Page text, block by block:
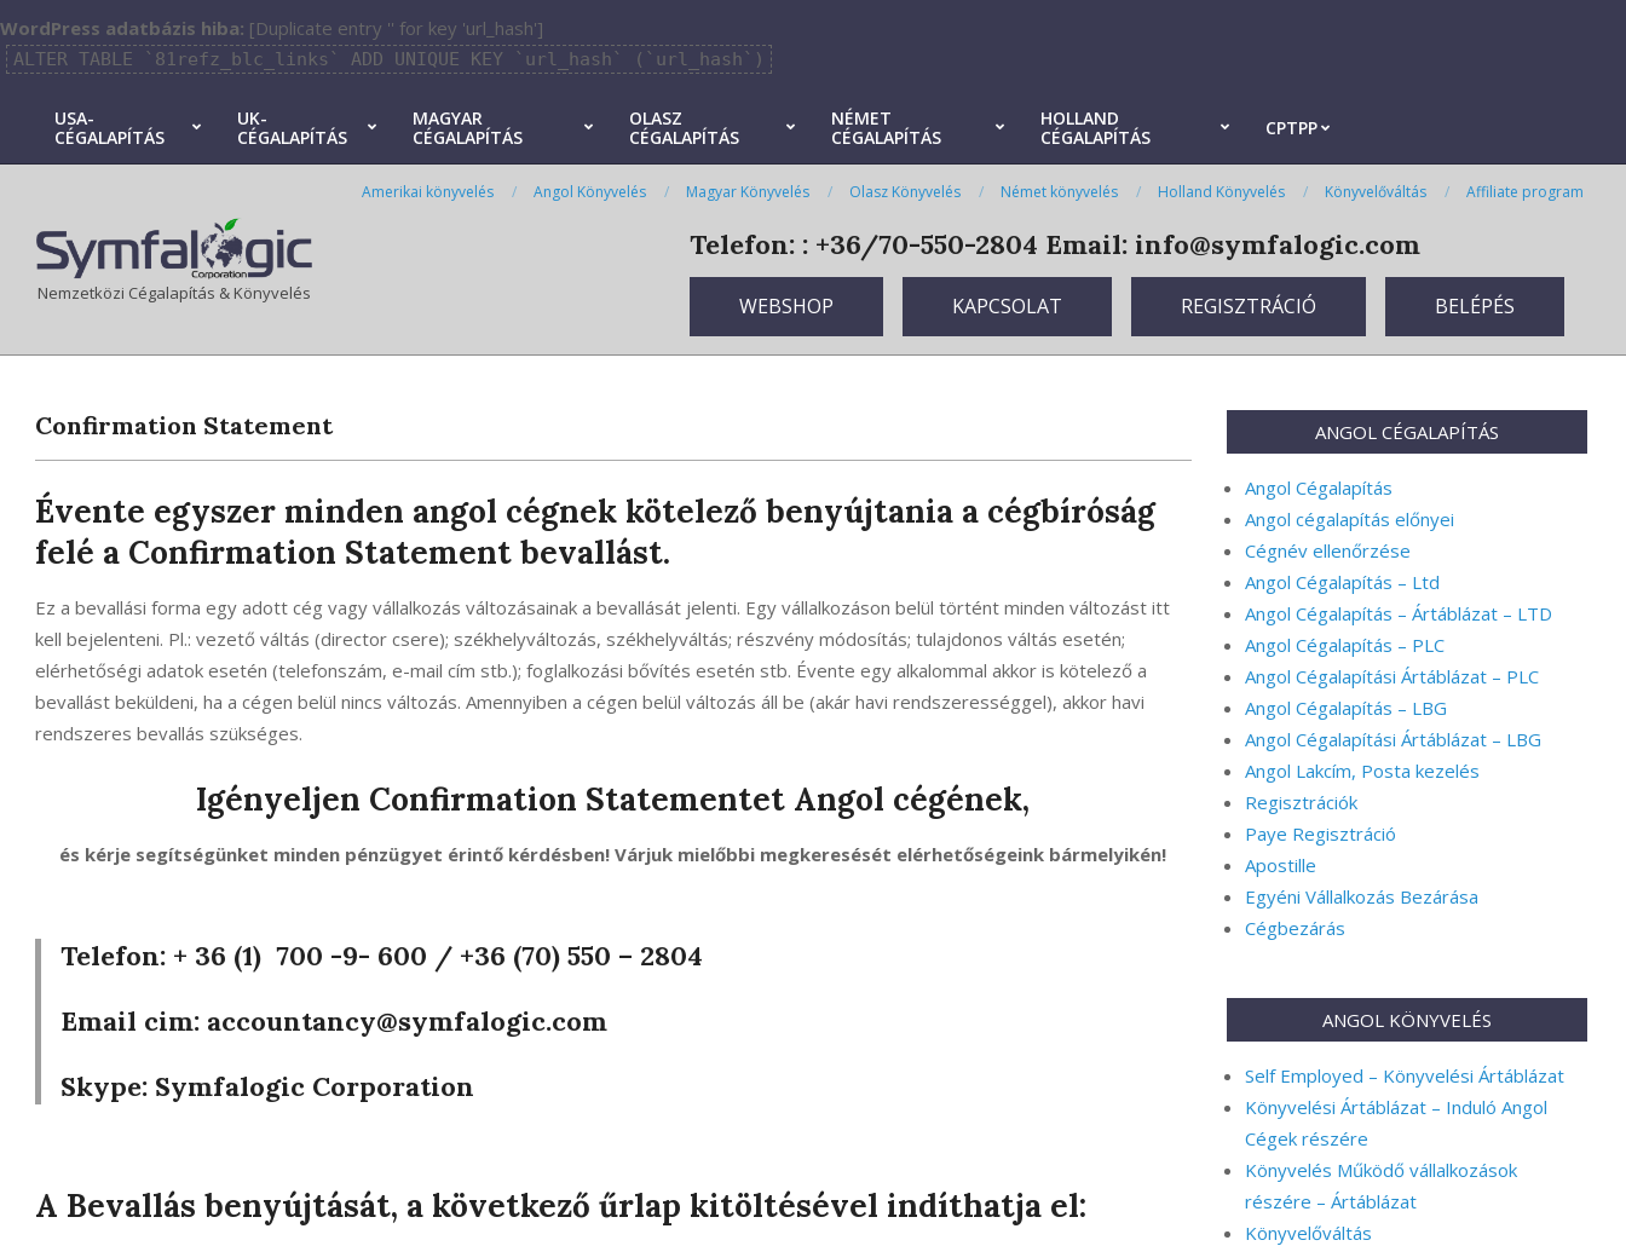
WordPress adatbázis hiba: [Duplicate entry '' for key 'url_hash']
ALTER TABLE `81refz_blc_links` ADD UNIQUE KEY `url_hash` (`url_hash`)
content
Primary
USA-
CÉGALAPÍTÁS
UK-
CÉGALAPÍTÁS
MAGYAR
CÉGALAPÍTÁS
OLASZ
CÉGALAPÍTÁS
NÉMET
CÉGALAPÍTÁS
HOLLAND
CÉGALAPÍTÁS
CPTPP
Nemzetközi Cégalapítás & Könyvelés
Amerikai könyvelés Angol Könyvelés Magyar Könyvelés Olasz Könyvelés Német könyvelés Holland Könyvelés Könyvelőváltás Affiliate program
Telefon: : +36/70-550-2804 Email: info@symfalogic.com
WEBSHOP KAPCSOLAT REGISZTRÁCIÓ BELÉPÉS
Confirmation Statement
Évente egyszer minden angol cégnek kötelező benyújtania a cégbíróság
felé a Confirmation Statement bevallást.
Ez a bevallási forma egy adott cég vagy vállalkozás változásainak a bevallását jelenti. Egy vállalkozáson belül történt minden változást itt
kell bejelenteni. Pl.: vezető váltás (director csere); székhelyváltozás, székhelyváltás; részvény módosítás; tulajdonos váltás esetén;
elérhetőségi adatok esetén (telefonszám, e-mail cím stb.); foglalkozási bővítés esetén stb. Évente egy alkalommal akkor is kötelező a
bevallást beküldeni, ha a cégen belül nincs változás. Amennyiben a cégen belül változás áll be (akár havi rendszerességgel), akkor havi
rendszeres bevallás szükséges.
Igényeljen Confirmation Statementet Angol cégének,
és kérje segítségünket minden pénzügyet érintő kérdésben! Várjuk mielőbbi megkeresését elérhetőségeink bármelyikén!
Telefon: + 36 (1) 700 -9- 600 / +36 (70) 550 – 2804
Email cim: accountancy@symfalogic.com
Skype: Symfalogic Corporation
A Bevallás benyújtását, a következő űrlap kitöltésével indíthatja el:
ANGOL CÉGALAPÍTÁS
Angol Cégalapítás
Angol cégalapítás előnyei
Cégnév ellenőrzése
Angol Cégalapítás – Ltd
Angol Cégalapítás – Ártáblázat – LTD
Angol Cégalapítás – PLC
Angol Cégalapítási Ártáblázat – PLC
Angol Cégalapítás – LBG
Angol Cégalapítási Ártáblázat – LBG
Angol Lakcím, Posta kezelés
Regisztrációk
Paye Regisztráció
Apostille
Egyéni Vállalkozás Bezárása
Cégbezárás
ANGOL KÖNYVELÉS
Self Employed – Könyvelési Ártáblázat
Könyvelési Ártáblázat – Induló Angol
Cégek részére
Könyvelés Működő vállalkozások
részére – Ártáblázat
Könyvelőváltás